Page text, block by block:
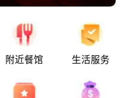
附近餐馆 生活服务